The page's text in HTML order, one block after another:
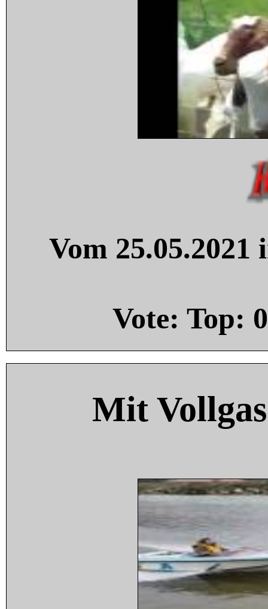
Vom
Vote: Top: 0
Mit